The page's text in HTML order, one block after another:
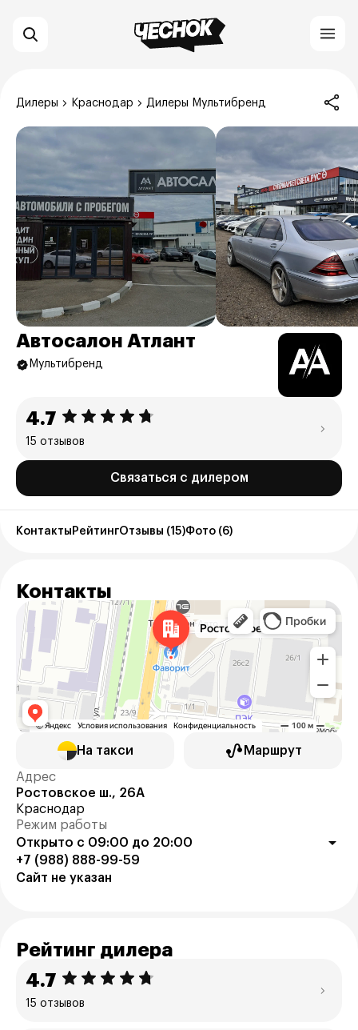
Дилеры Краснодар Дилеры Мультибренд
Автосалон Атлант
Мультибренд
4.7
15 отзывов
Связаться с дилером
Контакты РейтингОтзывы (15)Фото (6)
Контакты
На такси Маршрут
Адрес
Ростовское ш., 26А
Краснодар
Режим работы
Открыто с 09:00 до 20:00
+7 (988) 888-99-59
Сайт не указан
Рейтинг дилера
4.7
15 отзывов